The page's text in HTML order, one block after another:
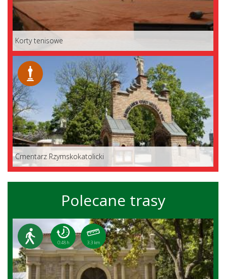
Korty tenisowe
Cmentarz Rzymskokatolicki
Polecane trasy
0:48 h 3.3 km